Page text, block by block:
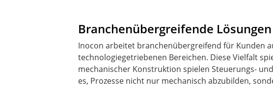
Branchenübergreifende
Inocon arbeitet branchenübergreifend für Kunden
technologiegetriebenen Bereichen. Diese Vielfalt
mechanischer Konstruktion spielen Steuerungs-
es, Prozesse nicht nur mechanisch abzubilden,